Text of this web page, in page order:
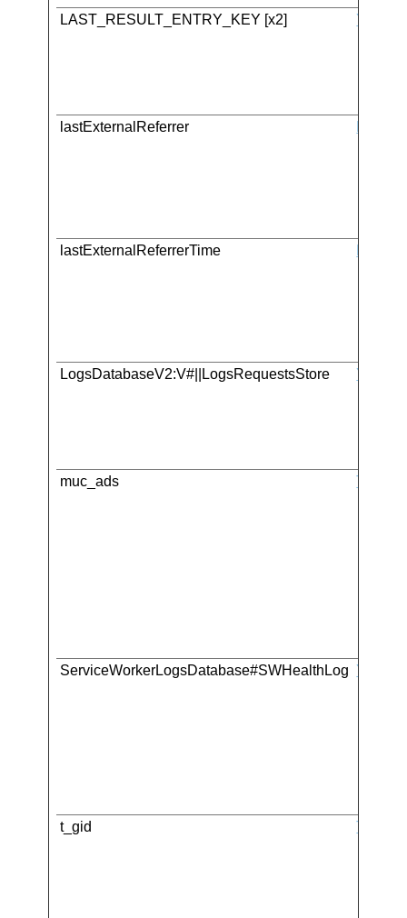
LAST_RESULT_ENTRY_KEY [x2]
lastExternalReferrer
lastExternalReferrerTime
LogsDatabaseV2:V#||LogsRequestsStore
muc_ads Twitter
ServiceWorkerLogsDatabase#SWHealthLog
t_gid